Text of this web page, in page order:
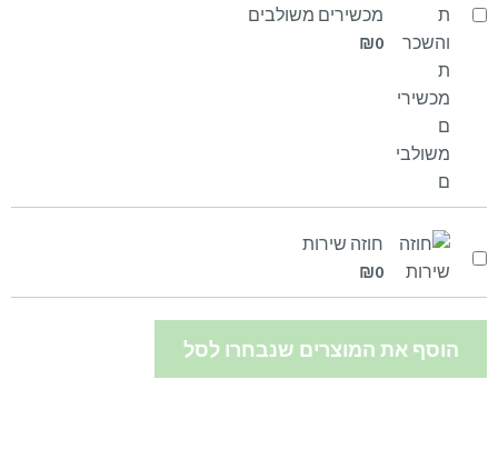
מכשירים משולבים
₪0
חוזה שירות
₪0
הוסף את המוצרים שנבחרו לסל